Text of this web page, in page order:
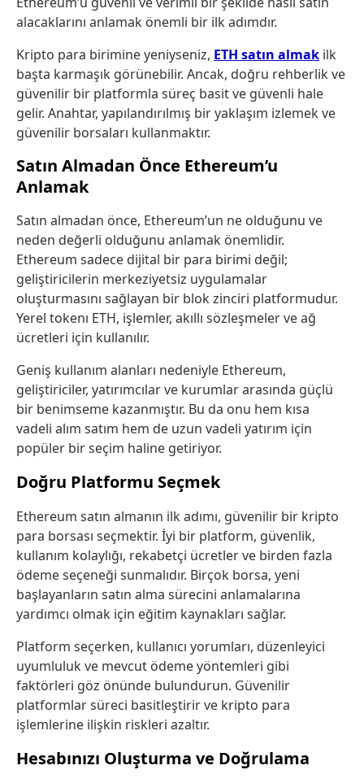
alacaklarını anlamak önemli bir ilk adımdır.
Kripto para birimine yeniyseniz, ETH satın almak ilk
başta karmaşık görünebilir. Ancak, doğru rehberlik ve
güvenilir bir platformla süreç basit ve güvenli hale
gelir. Anahtar, yapılandırılmış bir yaklaşım izlemek ve
güvenilir borsaları kullanmaktır.
Satın Almadan Önce Ethereum’u
Anlamak
Satın almadan önce, Ethereum’un ne olduğunu ve
neden değerli olduğunu anlamak önemlidir.
Ethereum sadece dijital bir para birimi değil;
geliştiricilerin merkeziyetsiz uygulamalar
oluşturmasını sağlayan bir blok zinciri platformudur.
Yerel tokenı ETH, işlemler, akıllı sözleşmeler ve ağ
ücretleri için kullanılır.
Geniş kullanım alanları nedeniyle Ethereum,
geliştiriciler, yatırımcılar ve kurumlar arasında güçlü
bir benimseme kazanmıştır. Bu da onu hem kısa
vadeli alım satım hem de uzun vadeli yatırım için
popüler bir seçim haline getiriyor.
Doğru Platformu Seçmek
Ethereum satın almanın ilk adımı, güvenilir bir kripto
para borsası seçmektir. İyi bir platform, güvenlik,
kullanım kolaylığı, rekabetçi ücretler ve birden fazla
ödeme seçeneği sunmalıdır. Birçok borsa, yeni
başlayanların satın alma sürecini anlamalarına
yardımcı olmak için eğitim kaynakları sağlar.
Platform seçerken, kullanıcı yorumları, düzenleyici
uyumluluk ve mevcut ödeme yöntemleri gibi
faktörleri göz önünde bulundurun. Güvenilir
platformlar süreci basitleştirir ve kripto para
işlemlerine ilişkin riskleri azaltır.
Hesabınızı Oluşturma ve Doğrulama